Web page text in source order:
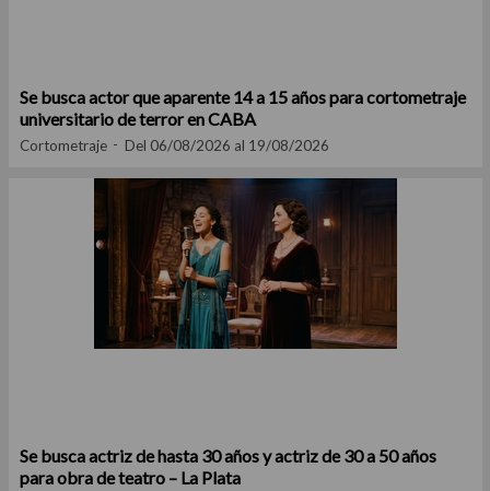
Se busca actor que aparente 14 a 15 años para cortometraje
universitario de terror en CABA
Cortometraje Del 06/08/2026 al 19/08/2026
Se busca actriz de hasta 30 años y actriz de 30 a 50 años
para obra de teatro – La Plata